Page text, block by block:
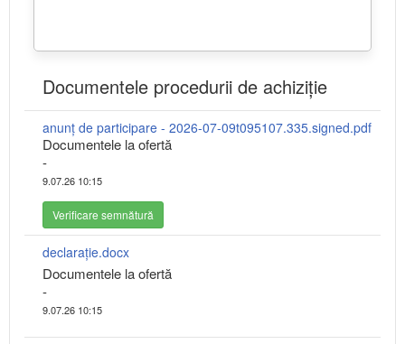
Documentele procedurii de achiziție
anunț de participare - 2026-07-09t095107.335.signed.pdf
Documentele la ofertă
-
9.07.26 10:15
Verificare semnătură
declarație.docx
Documentele la ofertă
-
9.07.26 10:15